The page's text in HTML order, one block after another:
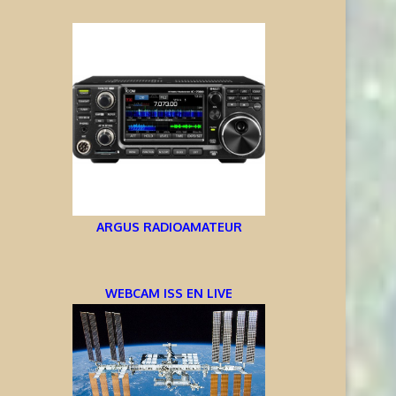
ARGUS RADIOAMATEUR
WEBCAM ISS EN LIVE